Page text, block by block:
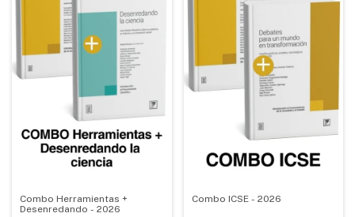
Combo Herramientas +
Desenredando - 2026
Combo ICSE - 2026